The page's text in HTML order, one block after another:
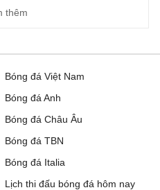
thêm
Bóng đá Việt Nam
Bóng đá Anh
Bóng đá Châu Âu
Bóng đá TBN
Bóng đá Italia
Lịch thi đấu bóng đá hôm nay